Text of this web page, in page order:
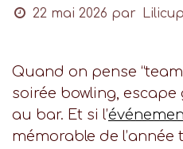
22 mai 2026 par
Quand on pense
soirée bowling,
au bar. Et si l’
mémorable de